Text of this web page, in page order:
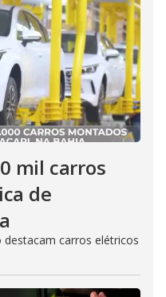
mil carros
de
carros elétricos